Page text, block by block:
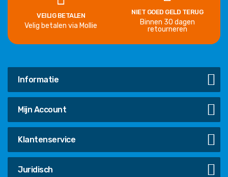
VEILIG BETALEN
Velig betalen via Mollie
NIET GOED GELD TERUG
Binnen 30 dagen
retourneren
Informatie
Mijn Account
Klantenservice
Juridisch